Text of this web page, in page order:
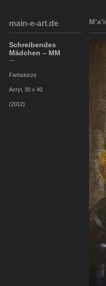
main-e-art.de
Schreibendes
Mädchen – MM
—
Farbskizze
Acryl, 30 x 40
(2012)